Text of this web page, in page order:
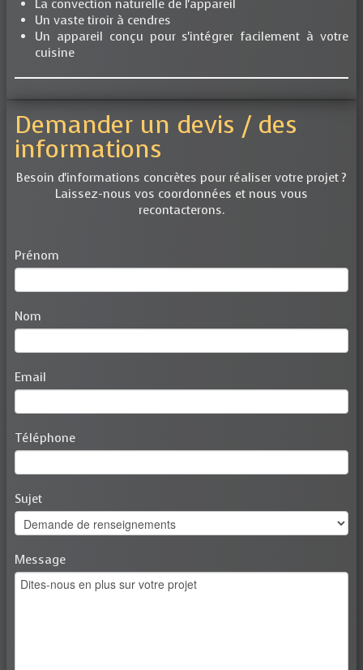
La convection naturelle de l'appareil
Un vaste tiroir à cendres
Un appareil conçu pour s'intégrer facilement à votre
cuisine
Demander un devis / des
informations
Besoin d'informations concrètes pour réaliser votre projet ?
Laissez-nous vos coordonnées et nous vous
recontacterons.
Prénom
Nom
Email
Téléphone
Sujet
Message